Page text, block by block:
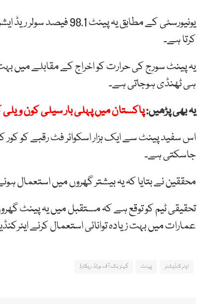
یونیورسٹی کے مطابق یہ
کرتا ہے۔
یہ پینٹ سورج کی حرارت کو اخراج کے مقابلے میں
ہی ٹھنڈی ہوجاتی ہے۔
یہ بھی پڑھیں:پاکستان میں پہلی بار سیلی کون ویلی
جاسکتی ہے۔
محققین نے بتایا کہ یہ بیشتر گھروں میں استعمال
تحقیقی ٹیم کو توقع ہے کہ مستقبل میں یہ پینٹ
عمارات میں بہت زیادہ توانائی استعمال کرنے
ایئرکنڈیشنر پینٹ گینز بک آف ورلڈ ریکارڈ